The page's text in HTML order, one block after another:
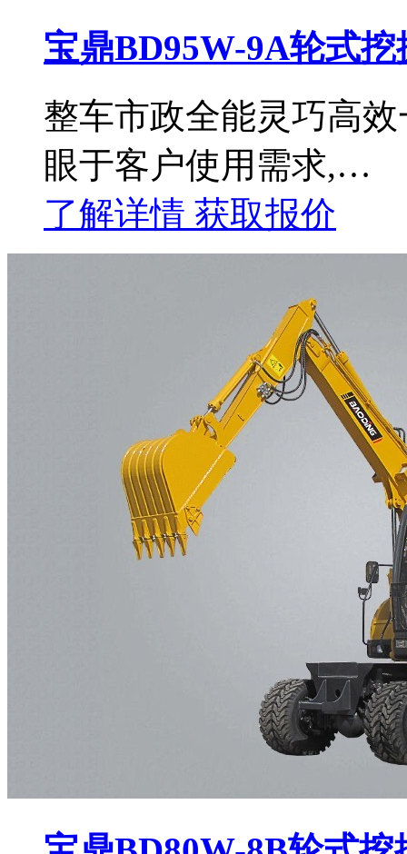
宝鼎BD95W-9A轮式挖
整车市政全能灵巧高
眼于客户使用需求,…
了解详情 获取报价